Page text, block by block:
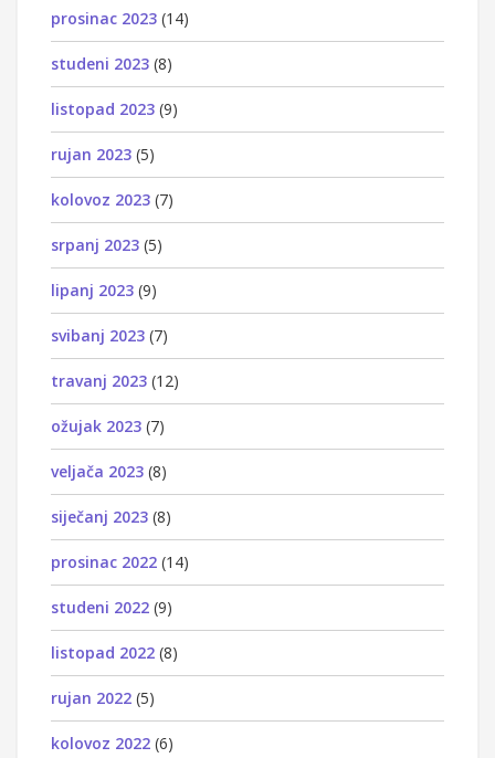
prosinac 2023 (14)
studeni 2023 (8)
listopad 2023 (9)
rujan 2023 (5)
kolovoz 2023 (7)
srpanj 2023 (5)
lipanj 2023 (9)
svibanj 2023 (7)
travanj 2023 (12)
ožujak 2023 (7)
veljača 2023 (8)
siječanj 2023 (8)
prosinac 2022 (14)
studeni 2022 (9)
listopad 2022 (8)
rujan 2022 (5)
kolovoz 2022 (6)